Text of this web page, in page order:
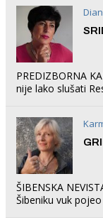
PREDIZBORNA
nije lako slušati
ŠIBENSKA
Šibeniku vuk